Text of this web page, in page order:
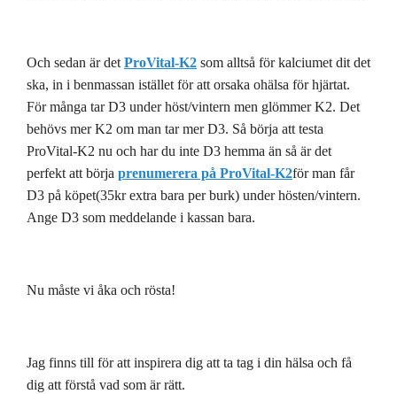
Och sedan är det ProVital-K2 som alltså för kalciumet dit det
ska, in i benmassan istället för att orsaka ohälsa för hjärtat.
För många tar D3 under höst/vintern men glömmer K2. Det
behövs mer K2 om man tar mer D3. Så börja att testa
ProVital-K2 nu och har du inte D3 hemma än så är det
perfekt att börja prenumerera på ProVital-K2för man får
D3 på köpet(35kr extra bara per burk) under hösten/vintern.
Ange D3 som meddelande i kassan bara.
Nu måste vi åka och rösta!
Jag finns till för att inspirera dig att ta tag i din hälsa och få
dig att förstå vad som är rätt.